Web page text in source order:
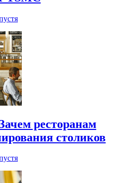
ресторанам
столиков